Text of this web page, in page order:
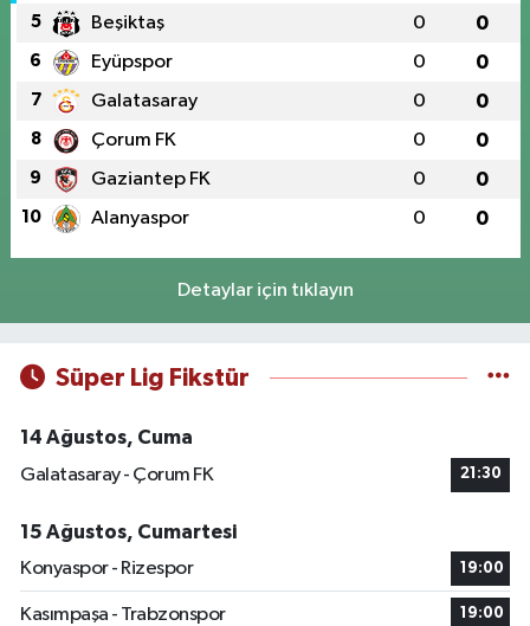
5 Beşiktaş 0 0
6 Eyüpspor 0 0
7 Galatasaray 0 0
8 Çorum FK 0 0
9 Gaziantep FK 0 0
10 Alanyaspor 0 0
Detaylar için tıklayın
Süper Lig Fikstür
14 Ağustos, Cuma
Galatasaray - Çorum FK
21:30
15 Ağustos, Cumartesi
Konyaspor - Rizespor
19:00
Kasımpaşa - Trabzonspor 19:00